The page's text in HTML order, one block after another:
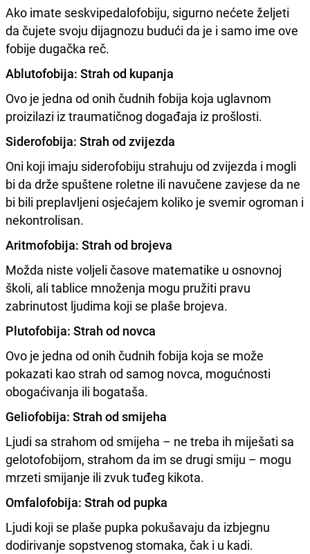
Ako imate seskvipedalofobiju, sigurno nećete željeti
da čujete svoju dijagnozu budući da je i samo ime ove
fobije dugačka reč.
Ablutofobija: Strah od kupanja
Ovo je jedna od onih čudnih fobija koja uglavnom
proizilazi iz traumatičnog događaja iz prošlosti.
Siderofobija: Strah od zvijezda
Oni koji imaju siderofobiju strahuju od zvijezda i mogli
bi da drže spuštene roletne ili navučene zavjese da ne
bi bili preplavljeni osjećajem koliko je svemir ogroman i
nekontrolisan.
Aritmofobija: Strah od brojeva
Možda niste voljeli časove matematike u osnovnoj
školi, ali tablice množenja mogu pružiti pravu
zabrinutost ljudima koji se plaše brojeva.
Plutofobija: Strah od novca
Ovo je jedna od onih čudnih fobija koja se može
pokazati kao strah od samog novca, mogućnosti
obogaćivanja ili bogataša.
Geliofobija: Strah od smijeha
Ljudi sa strahom od smijeha – ne treba ih miješati sa
gelotofobijom, strahom da im se drugi smiju – mogu
mrzeti smijanje ili zvuk tuđeg kikota.
Omfalofobija: Strah od pupka
Ljudi koji se plaše pupka pokušavaju da izbjegnu
dodirivanje sopstvenog stomaka, čak i u kadi.